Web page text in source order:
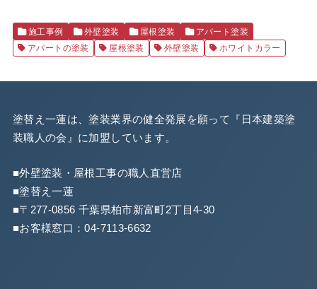
施工事例 外壁塗装 屋根塗装
アパート塗装
アパートの塗装
屋根塗装 外壁塗装 ホワイトカラー
塗替え一蓮は、塗装業界の健全発展を願って『 日本建築塗
装職人の会 』に加盟しています。
■外壁塗装・屋根工事の職人直営店
■塗替え一蓮
■〒277-0856 千葉県柏市新富町2丁目4-30
■お客様窓口：04-7113-6632